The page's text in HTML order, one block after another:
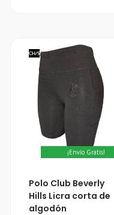
CH/S
¡Envío Gratis!
Polo Club Beverly
Hills Licra corta de
algodón